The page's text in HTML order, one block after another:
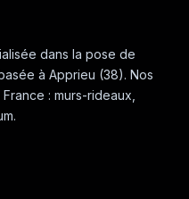
dans la pose de
à Apprieu (38). Nos
: murs-rideaux,